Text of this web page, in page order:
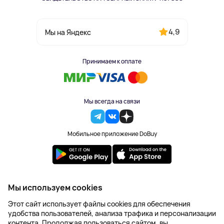
Мы на Яндекс 4,9
Принимаем к оплате
Мы всегда на связи
Мобильное приложение DoBuy
2023-2026 © DoBuy. Все права защищены
Правила обработки персональных данных
Пользовательское соглашение
Оферта
Мы используем cookies
Этот сайт использует файлы cookies для обеспечения
удобства пользователей, анализа трафика и персонализации